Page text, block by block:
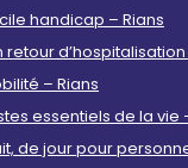
handicap – Rians
retour d’hospitalisation
– Rians
essentiels de la vie
de jour pour